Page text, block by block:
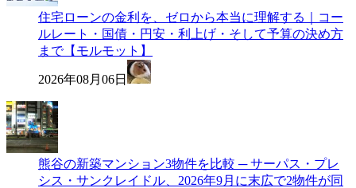
住宅ローンの金利を、ゼロから本当に理解する｜コー
ルレート・国債・円安・利上げ・そして予算の決め方
まで【モルモット】
2026年08月06日
熊谷の新築マンション3物件を比較 ─ サーパス・プレ
シス・サンクレイドル、2026年9月に末広で2物件が同